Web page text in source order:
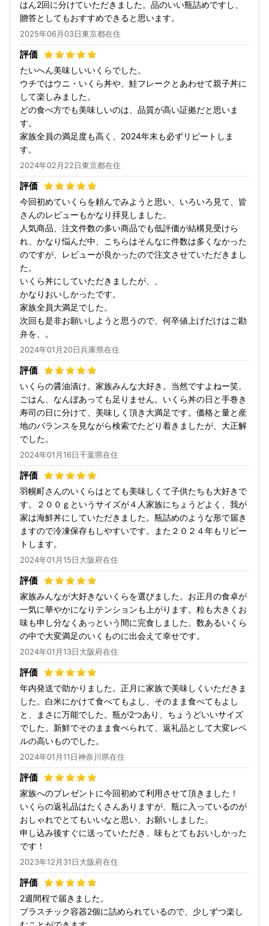
はん2回に分けていただきました。品のいい瓶詰めですし、
贈答としてもおすすめできると思います。
2025年06月03日東京都在住
たいへん美味しいいくらでした。
ウチではウニ・いくら丼や、鮭フレークとあわせて親子丼に
して楽しみました。
どの食べ方でも美味しいのは、品質が高い証拠だと思いま
す。
家族全員の満足度も高く、2024年末も必ずリピートしま
す。
2024年02月22日東京都在住
今回初めていくらを頼んでみようと思い、いろいろ見て、皆
さんのレビューもかなり拝見しました。
人気商品、注文件数の多い商品でも低評価が結構見受けら
れ、かなり悩んだ中、こちらはそんなに件数は多くなかった
のですが、レビューが良かったので注文させていただきまし
た。
いくら丼にしていただきましたが、、
かなりおいしかったです。
家族全員大満足でした。
次回も是非お願いしようと思うので、何卒値上げだけはご勘
弁を、。
2024年01月20日兵庫県在住
いくらの醤油漬け。家族みんな大好き。当然ですよねー笑。
ごはん、なんぼあっても足りません。いくら丼の日と手巻き
寿司の日に分けて、美味しく頂き大満足です。価格と量と産
地のバランスを見ながら検索でたどり着きましたが、大正解
でした。
2024年01月16日千葉県在住
羽幌町さんのいくらはとても美味しくて子供たちも大好きで
す。２００ｇというサイズが４人家族にちょうどよく、我が
家は海鮮丼にしていただきました。瓶詰めのような形で届き
ますので冷凍保存もしやすいです。また２０２４年もリピー
トします。
2024年01月15日大阪府在住
家族みんなが大好きないくらを選びました。お正月の食卓が
一気に華やかになりテンションも上がります。粒も大きくお
味も申し分なくあっという間に完食しました。数あるいくら
の中で大変満足のいくものに出会えて幸せです。
2024年01月13日大阪府在住
年内発送で助かりました。正月に家族で美味しくいただきま
した。白米にかけて食べてもよし、そのまま食べてもよし
と、まさに万能でした。瓶が2つあり、ちょうどいいサイズ
でした。新鮮でそのまま食べられて、返礼品として大変レベ
ルの高いものでした。
2024年01月11日神奈川県在住
家族へのプレゼントに今回初めて利用させて頂きました！
いくらの返礼品はたくさんありますが、瓶に入っているのが
おしゃれでとてもいいなと思い、お願いしました。
申し込み後すぐに送っていただき、味もとてもおいしかった
です！
2023年12月31日大阪府在住
2週間程で届きました。
プラスチック容器2個に詰められているので、少しずつ楽し